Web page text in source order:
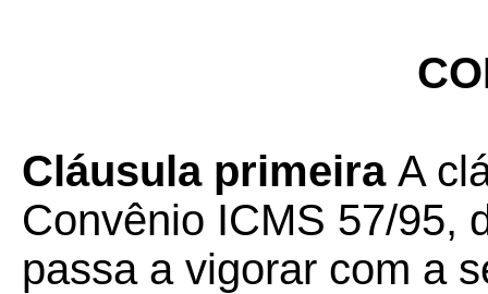
Cláusula primeira A
Convênio ICMS 57/95,
passa a vigorar com a